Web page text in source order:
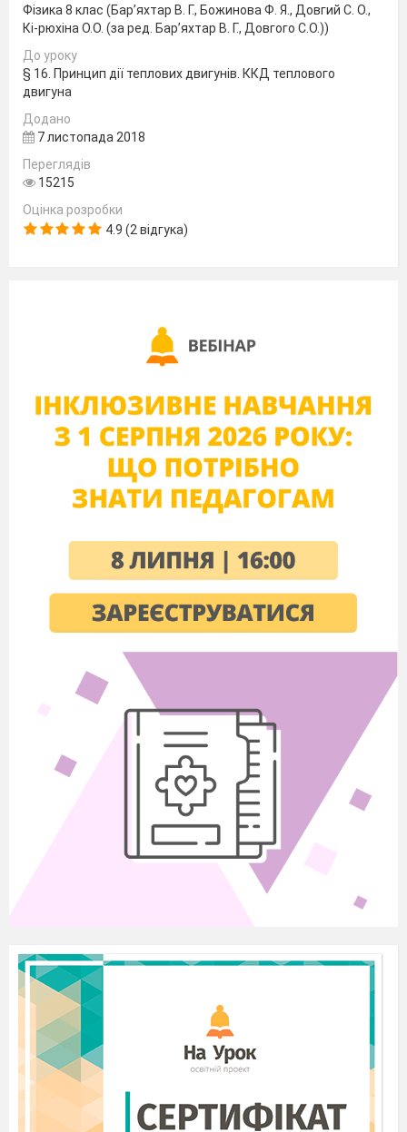
Фізика 8 клас (Бар’яхтар В. Г., Божинова Ф. Я., Довгий С. О.,
Кі-рюхіна О.О. (за ред. Бар’яхтар В. Г., Довгого С.О.))
До уроку
§ 16. Принцип дії теплових двигунів. ККД теплового
двигуна
Додано
7 листопада 2018
Переглядів
15215
Оцінка розробки
4.9 (2 відгука)